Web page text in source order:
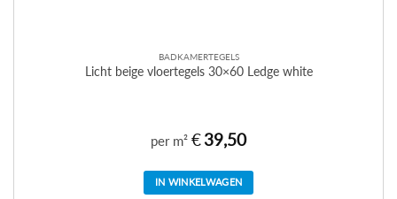
BADKAMERTEGELS
Licht beige vloertegels 30×60 Ledge white
per m² €39,50
IN WINKELWAGEN